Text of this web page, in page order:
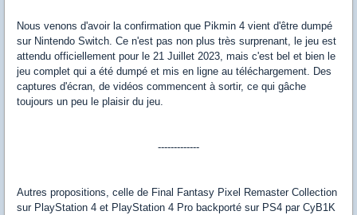
Nous venons d'avoir la confirmation que Pikmin 4 vient d'être dumpé
sur Nintendo Switch. Ce n'est pas non plus très surprenant, le jeu est
attendu officiellement pour le 21 Juillet 2023, mais c'est bel et bien le
jeu complet qui a été dumpé et mis en ligne au téléchargement. Des
captures d'écran, de vidéos commencent à sortir, ce qui gâche
toujours un peu le plaisir du jeu.
-------------
Autres propositions, celle de Final Fantasy Pixel Remaster Collection
sur PlayStation 4 et PlayStation 4 Pro backporté sur PS4 par CyB1K